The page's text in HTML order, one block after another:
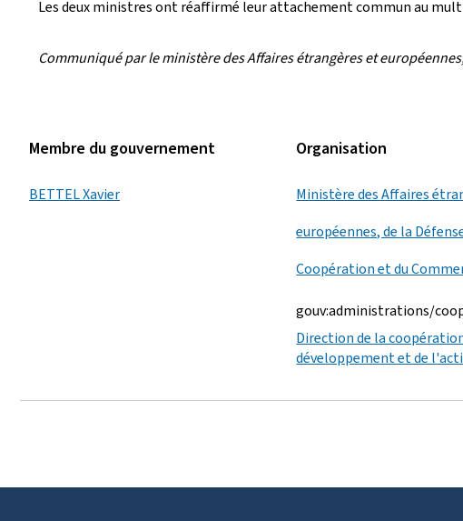
Les deux ministres ont réaffirmé leur attachement commun au
Communiqué par le ministère des Affaires étrangères et
Membre du gouvernement
BETTEL Xavier
Organisation
Ministère des Affaires
européennes, de la
Coopération et du
gouv:administrations/
Direction de la
développement et de